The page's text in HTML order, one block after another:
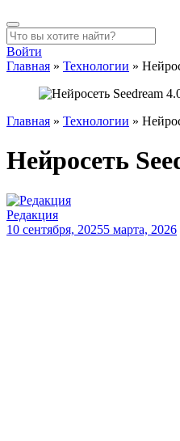
Войти
Главная » Технологии »
Главная » Технологии »
Нейросеть
Редакция
10 сентября, 20255 марта, 2026